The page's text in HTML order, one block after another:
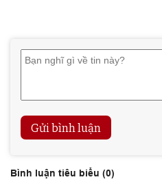
Gửi bình luận
Bình luận tiêu biểu (0)